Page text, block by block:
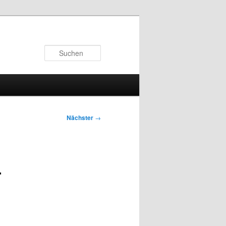
Nächster →